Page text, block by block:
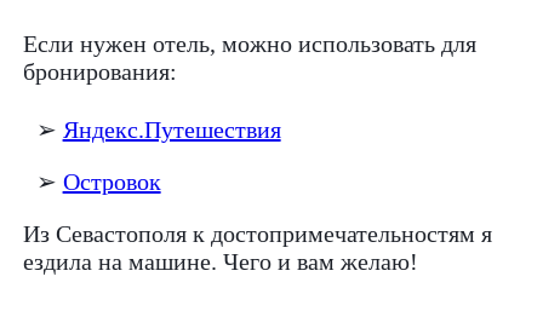
Если нужен отель, можно использовать для
бронирования:
➢ Яндекс.Путешествия
➢ Островок
Из Севастополя к достопримечательностям я
ездила на машине. Чего и вам желаю!